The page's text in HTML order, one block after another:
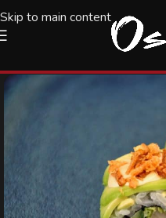
Skip to main content